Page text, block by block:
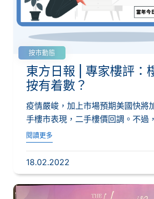
按市動態
東方日報 | 專家樓評：
按有着數？
疫情嚴峻，加上市場預期美國快將
手樓市表現，二手樓價回調。不過
淡，業...
閱讀更多
18.02.2022